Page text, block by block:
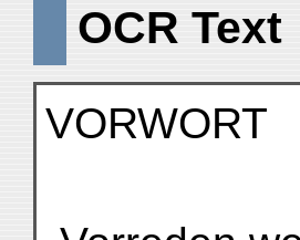
OCR Text
VORWORT